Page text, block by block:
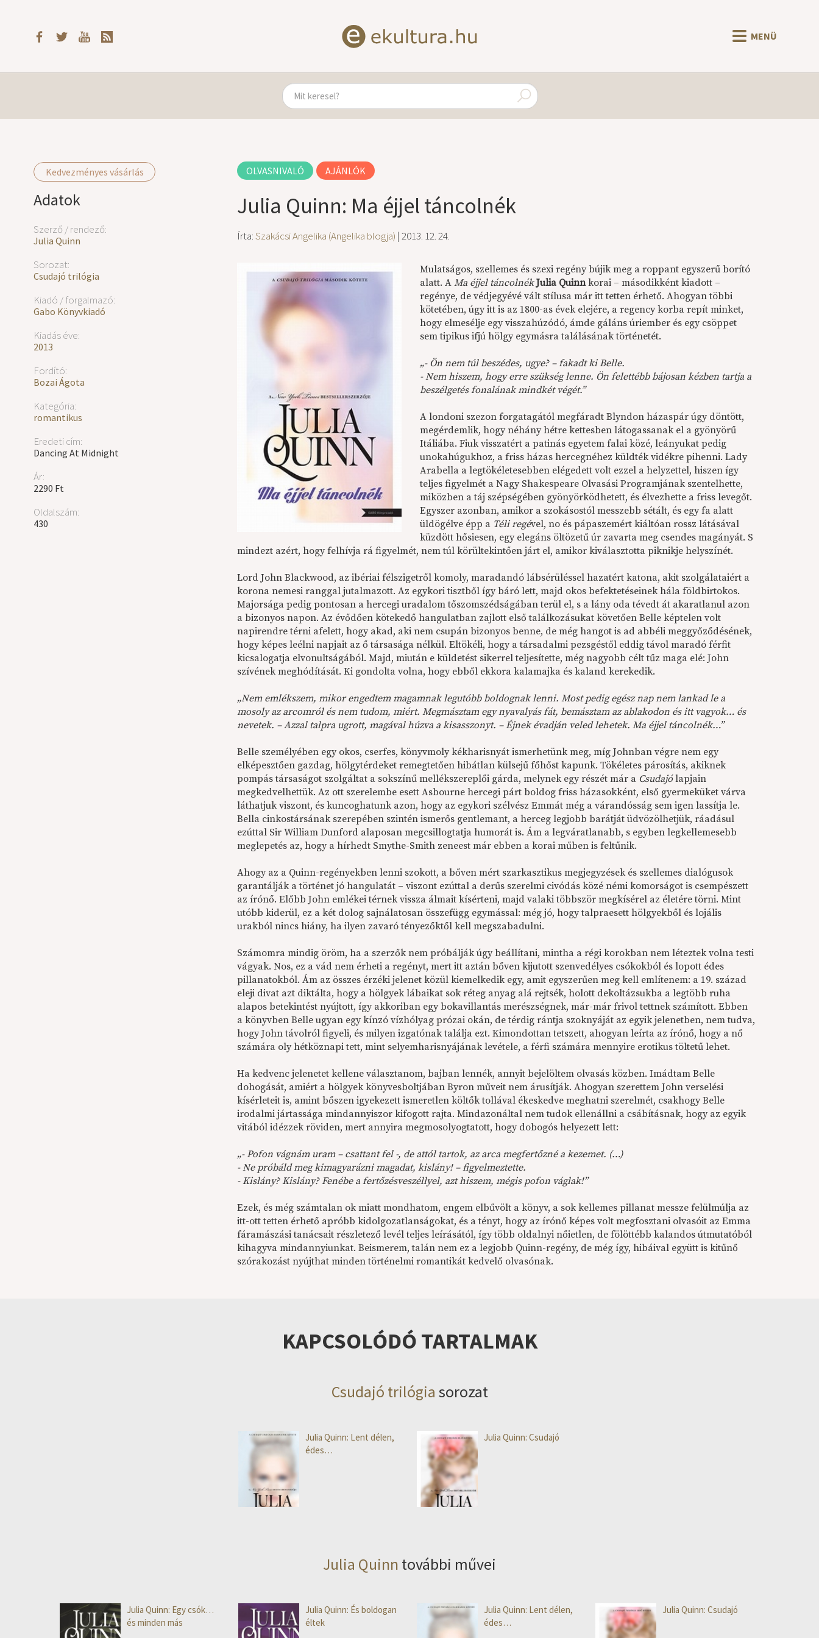
MENÜ
Kedvezményes vásárlás
Adatok
Szerző / rendező:
Julia Quinn
Sorozat:
Csudajó trilógia
Kiadó / forgalmazó:
Gabo Könyvkiadó
Kiadás éve:
2013
Fordító:
Bozai Ágota
Kategória:
romantikus
Eredeti cím:
Dancing At Midnight
Ár:
2290 Ft
Oldalszám:
430
OLVASNIVALÓ AJÁNLÓK
Julia Quinn: Ma éjjel táncolnék
Írta:Szakácsi Angelika (Angelika blogja) | 2013. 12. 24.
Mulatságos, szellemes és szexi regény bújik meg a roppant egyszerű borító
alatt. AMa éjjel táncolnék Julia Quinnkorai – másodikként kiadott –
regénye, de védjegyévé vált stílusa már itt tetten érhető. Ahogyan többi
kötetében, úgy itt is az 1800-as évek elejére, a regency korba repít minket,
hogy elmesélje egy visszahúzódó, ámde gáláns úriember és egy csöppet
sem tipikus ifjú hölgy egymásra találásának történetét.
„- Ön nem túl beszédes, ugye? – fakadt ki Belle.
- Nem hiszem, hogy erre szükség lenne. Ön felettébb bájosan kézben tartja a
beszélgetés fonalának mindkét végét.”
A londoni szezon forgatagától megfáradt Blyndon házaspár úgy döntött,
megérdemlik, hogy néhány hétre kettesben látogassanak el a gyönyörű
Itáliába. Fiuk visszatért a patinás egyetem falai közé, leányukat pedig
unokahúgukhoz, a friss házas hercegnéhez küldték vidékre pihenni. Lady
Arabella a legtökéletesebben elégedett volt ezzel a helyzettel, hiszen így
teljes figyelmét a Nagy Shakespeare Olvasási Programjának szentelhette,
miközben a táj szépségében gyönyörködhetett, és élvezhette a friss levegőt.
Egyszer azonban, amikor a szokásostól messzebb sétált, és egy fa alatt
üldögélve épp a Téli regével, no és pápaszemért kiáltóan rossz látásával
küzdött hősiesen, egy elegáns öltözetű úr zavarta meg csendes magányát. S
mindezt azért, hogy felhívja rá figyelmét, nem túl körültekintően járt el, amikor kiválasztotta piknikje helyszínét.
Lord John Blackwood, az ibériai félszigetről komoly, maradandó lábsérüléssel hazatért katona, akit szolgálataiért a
korona nemesi ranggal jutalmazott. Az egykori tisztből így báró lett, majd okos befektetéseinek hála földbirtokos.
Majorsága pedig pontosan a hercegi uradalom tőszomszédságában terül el, s a lány oda tévedt át akaratlanul azon
a bizonyos napon. Az évődően kötekedő hangulatban zajlott első találkozásukat követően Belle képtelen volt
napirendre térni afelett, hogy akad, aki nem csupán bizonyos benne, de még hangot is ad abbéli meggyőződésének,
hogy képes leélni napjait az ő társasága nélkül. Eltökéli, hogy a társadalmi pezsgéstől eddig távol maradó férfit
kicsalogatja elvonultságából. Majd, miután e küldetést sikerrel teljesítette, még nagyobb célt tűz maga elé: John
szívének meghódítását. Ki gondolta volna, hogy ebből ekkora kalamajka és kaland kerekedik.
„Nem emlékszem, mikor engedtem magamnak legutóbb boldognak lenni. Most pedig egész nap nem lankad le a
mosoly az arcomról és nem tudom, miért. Megmásztam egy nyavalyás fát, bemásztam az ablakodon és itt vagyok… és
nevetek. – Azzal talpra ugrott, magával húzva a kisasszonyt. – Éjnek évadján veled lehetek. Ma éjjel táncolnék…”
Belle személyében egy okos, cserfes, könyvmoly kékharisnyát ismerhetünk meg, míg Johnban végre nem egy
elképesztően gazdag, hölgytérdeket remegtetően hibátlan külsejű főhőst kapunk. Tökéletes párosítás, akiknek
pompás társaságot szolgáltat a sokszínű mellékszereplői gárda, melynek egy részét már a Csudajólapjain
megkedvelhettük. Az ott szerelembe esett Asbourne hercegi párt boldog friss házasokként, első gyermeküket várva
láthatjuk viszont, és kuncoghatunk azon, hogy az egykori szélvész Emmát még a várandósság sem igen lassítja le.
Bella cinkostársának szerepében szintén ismerős gentlemant, a herceg legjobb barátját üdvözölhetjük, ráadásul
ezúttal Sir William Dunford alaposan megcsillogtatja humorát is. Ám a legváratlanabb, s egyben legkellemesebb
meglepetés az, hogy a hírhedt Smythe-Smith zeneest már ebben a korai műben is feltűnik.
Ahogy az a Quinn-regényekben lenni szokott, a bőven mért szarkasztikus megjegyzések és szellemes dialógusok
garantálják a történet jó hangulatát – viszont ezúttal a derűs szerelmi civódás közé némi komorságot is csempészett
az írónő. Előbb John emlékei térnek vissza álmait kísérteni, majd valaki többször megkísérel az életére törni. Mint
utóbb kiderül, ez a két dolog sajnálatosan összefügg egymással: még jó, hogy talpraesett hölgyekből és lojális
urakból nincs hiány, ha ilyen zavaró tényezőktől kell megszabadulni.
Számomra mindig öröm, ha a szerzők nem próbálják úgy beállítani, mintha a régi korokban nem léteztek volna testi
vágyak. Nos, ez a vád nem érheti a regényt, mert itt aztán bőven kijutott szenvedélyes csókokból és lopott édes
pillanatokból. Ám az összes érzéki jelenet közül kiemelkedik egy, amit egyszerűen meg kell említenem: a 19. század
eleji divat azt diktálta, hogy a hölgyek lábaikat sok réteg anyag alá rejtsék, holott dekoltázsukba a legtöbb ruha
alapos betekintést nyújtott, így akkoriban egy bokavillantás merészségnek, már-már frivol tettnek számított. Ebben
a könyvben Belle ugyan egy kínzó vízhólyag prózai okán, de térdig rántja szoknyáját az egyik jelenetben, nem tudva,
hogy John távolról figyeli, és milyen izgatónak találja ezt. Kimondottan tetszett, ahogyan leírta az írónő, hogy a nő
számára oly hétköznapi tett, mint selyemharisnyájának levétele, a férfi számára mennyire erotikus töltetű lehet.
Ha kedvenc jelenetet kellene választanom, bajban lennék, annyit bejelöltem olvasás közben. Imádtam Belle
dohogását, amiért a hölgyek könyvesboltjában Byron műveit nem árusítják. Ahogyan szerettem John verselési
kísérleteit is, amint bőszen igyekezett ismeretlen költők tollával ékeskedve meghatni szerelmét, csakhogy Belle
irodalmi jártassága mindannyiszor kifogott rajta. Mindazonáltal nem tudok ellenállni a csábításnak, hogy az egyik
vitából idézzek röviden, mert annyira megmosolyogtatott, hogy dobogós helyezett lett:
„- Pofon vágnám uram – csattant fel -, de attól tartok, az arca megfertőzné a kezemet. (…)
- Ne próbáld meg kimagyarázni magadat, kislány! – figyelmeztette.
- Kislány? Kislány? Fenébe a fertőzésveszéllyel, azt hiszem, mégis pofon váglak!”
Ezek, és még számtalan ok miatt mondhatom, engem elbűvölt a könyv, a sok kellemes pillanat messze felülmúlja az
itt-ott tetten érhető apróbb kidolgozatlanságokat, és a tényt, hogy az írónő képes volt megfosztani olvasóit az Emma
fáramászási tanácsait részletező levél teljes leírásától, így több oldalnyi nőietlen, de fölöttébb kalandos útmutatóból
kihagyva mindannyiunkat. Beismerem, talán nem ez a legjobb Quinn-regény, de még így, hibáival együtt is kitűnő
szórakozást nyújthat minden történelmi romantikát kedvelő olvasónak.
KAPCSOLÓDÓ TARTALMAK
Csudajó trilógia sorozat
Julia Quinn: Lent délen,
édes…
Julia Quinn: Csudajó
Julia Quinn további művei
Julia Quinn: Egy csók…
és minden más
Julia Quinn: És boldogan
éltek
Julia Quinn: Lent délen,
édes…
Julia Quinn: Csudajó